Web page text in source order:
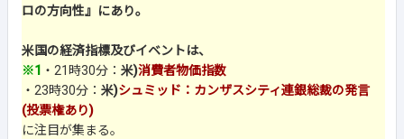
ロの方向性』にあり。
米国の経済指標及びイベントは、
※1 ・21時30分： 米)消費者物価指数
・23時30分： 米)シュミッド：カンザスシティ連銀総裁の発言
(投票権あり)
に注目が集まる。